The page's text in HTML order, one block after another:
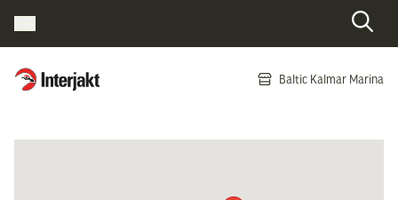
Interjakt SE Baltic Kalmar Marina